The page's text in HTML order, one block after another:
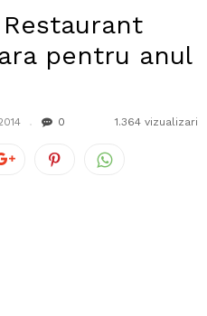
pentru anul
0 1.364 vizualizari